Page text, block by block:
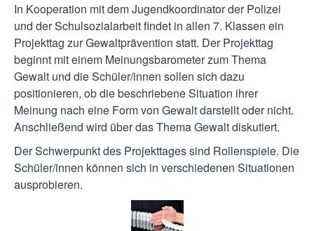
In Kooperation mit dem Jugendkoordinator der Polizei
und der Schulsozialarbeit findet in allen 7. Klassen ein
Projekttag zur Gewaltprävention statt. Der Projekttag
beginnt mit einem Meinungsbarometer zum Thema
Gewalt und die Schüler/innen sollen sich dazu
positionieren, ob die beschriebene Situation ihrer
Meinung nach eine Form von Gewalt darstellt oder nicht.
Anschließend wird über das Thema Gewalt diskutiert.
Der Schwerpunkt des Projekttages sind Rollenspiele. Die
Schüler/innen können sich in verschiedenen Situationen
ausprobieren.